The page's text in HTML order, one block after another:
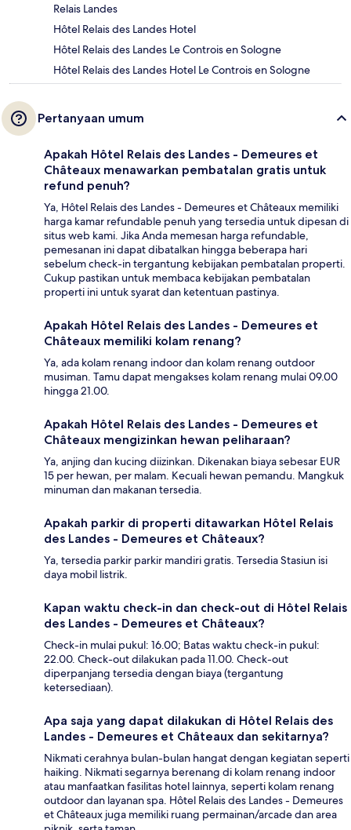
Relais Landes
Hôtel Relais des Landes Hotel
Hôtel Relais des Landes Le Controis en Sologne
Hôtel Relais des Landes Hotel Le Controis en Sologne
Pertanyaan umum
Apakah Hôtel Relais des Landes - Demeures et
Châteaux menawarkan pembatalan gratis untuk
refund penuh?
Ya, Hôtel Relais des Landes - Demeures et Châteaux memiliki
harga kamar refundable penuh yang tersedia untuk dipesan di
situs web kami. Jika Anda memesan harga refundable,
pemesanan ini dapat dibatalkan hingga beberapa hari
sebelum check-in tergantung kebijakan pembatalan properti.
Cukup pastikan untuk membaca kebijakan pembatalan
properti ini untuk syarat dan ketentuan pastinya.
Apakah Hôtel Relais des Landes - Demeures et
Châteaux memiliki kolam renang?
Ya, ada kolam renang indoor dan kolam renang outdoor
musiman. Tamu dapat mengakses kolam renang mulai 09.00
hingga 21.00.
Apakah Hôtel Relais des Landes - Demeures et
Châteaux mengizinkan hewan peliharaan?
Ya, anjing dan kucing diizinkan. Dikenakan biaya sebesar EUR
15 per hewan, per malam. Kecuali hewan pemandu. Mangkuk
minuman dan makanan tersedia.
Apakah parkir di properti ditawarkan Hôtel Relais
des Landes - Demeures et Châteaux?
Ya, tersedia parkir parkir mandiri gratis. Tersedia Stasiun isi
daya mobil listrik.
Kapan waktu check-in dan check-out di Hôtel Relais
des Landes - Demeures et Châteaux?
Check-in mulai pukul: 16.00; Batas waktu check-in pukul:
22.00. Check-out dilakukan pada 11.00. Check-out
diperpanjang tersedia dengan biaya (tergantung
ketersediaan).
Apa saja yang dapat dilakukan di Hôtel Relais des
Landes - Demeures et Châteaux dan sekitarnya?
Nikmati cerahnya bulan-bulan hangat dengan kegiatan seperti
haiking. Nikmati segarnya berenang di kolam renang indoor
atau manfaatkan fasilitas hotel lainnya, seperti kolam renang
outdoor dan layanan spa. Hôtel Relais des Landes - Demeures
et Châteaux juga memiliki ruang permainan/arcade dan area